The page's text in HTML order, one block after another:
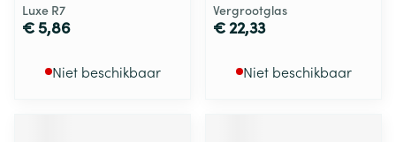
Luxe R7
€ 5,86
Niet beschikbaar
Vergrootglas
€ 22,33
Niet beschikbaar